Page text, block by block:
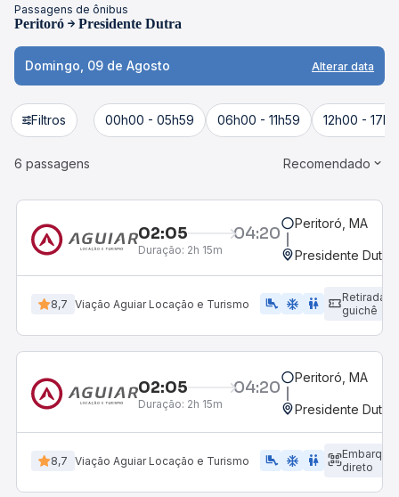
Passagens de ônibus
Peritoró Presidente Dutra
Domingo, 09 de Agosto Alterar data
Filtros 00h00 - 05h59 06h00 - 11h59 12h00 -
6 passagens Recomendado
02:05 04:20
Duração: 2h 15m
Peritoró, MA
Presidente
8,7 Viação Aguiar Locação e Turismo airline_seat_legroom_extra ac_unit WC
Retirada
guichê
02:05 04:20
Duração: 2h 15m
Peritoró, MA
Presidente
8,7 Viação Aguiar Locação e Turismo airline_seat_legroom_extra ac_unit wc
Embarque
direto